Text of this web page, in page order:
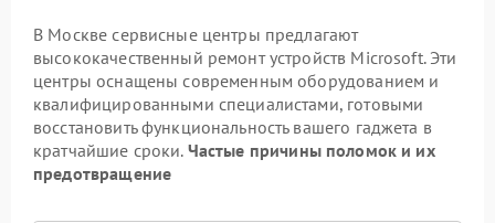
В Москве сервисные центры предлагают
высококачественный ремонт устройств Microsoft. Эти
центры оснащены современным оборудованием и
квалифицированными специалистами, готовыми
восстановить функциональность вашего гаджета в
кратчайшие сроки. Частые причины поломок и их
предотвращение